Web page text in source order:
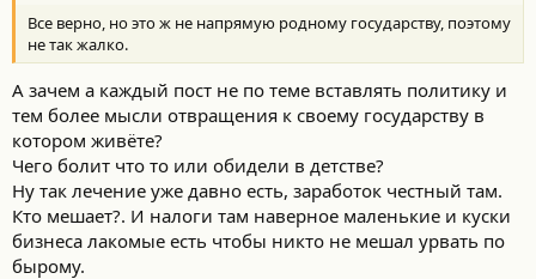
Все верно, но это ж не напрямую родному государству, поэтому
не так жалко.
А зачем а каждый пост не по теме вставлять политику и
тем более мысли отвращения к своему государству в
котором живёте?
Чего болит что то или обидели в детстве?
Ну так лечение уже давно есть, заработок честный там.
Кто мешает?. И налоги там наверное маленькие и куски
бизнеса лакомые есть чтобы никто не мешал урвать по
бырому.